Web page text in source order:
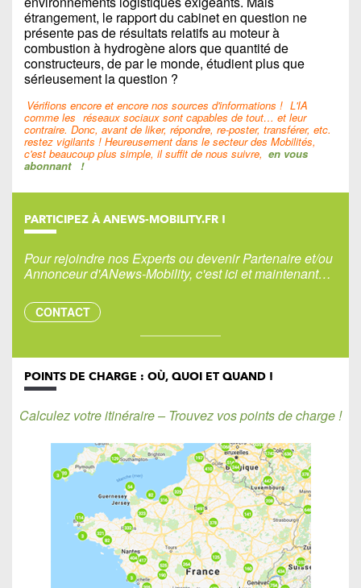
étrangement, le rapport du cabinet en question ne
présente pas de résultats relatifs au moteur à
combustion à hydrogène alors que quantité de
constructeurs, de par le monde, étudient plus que
sérieusement la question ?
Vérifions encore et encore nos sources d'informations ! L'IA
comme les réseaux sociaux sont capables de tout… et leur
contraire. Donc, avant de liker, répondre, re-poster, transférer, etc.
restez vigilants ! Heureusement dans le secteur des Mobilités,
c'est beaucoup plus simple, il suffit de nous suivre, en vous
abonnant !
PARTICIPEZ À ANEWS-MOBILITY.FR !
Pour rejoindre nos Experts ou devenir Partenaire et/ou
Annonceur d'ANews-Mobility, c'est ici et maintenant…
CONTACT
POINTS DE CHARGE : OÙ, QUOI ET QUAND !
Calculez votre itinéraire – Trouvez vos points de charge !